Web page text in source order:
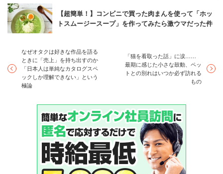
フォトジェニックなスムージーなんてハードル高そうに見
えますが、やってみたら案外簡単。なんといっても切って
貼って注ぐだけですから、ひとりで楽しむもヨシ、おうち
女子会で出すもヨシ。ちょっとした来客やお呼ばれのとき
に作ってみてはいかがでしょうか。
【超簡単！】コンビニで買った肉まんを使って「ホッ
トスムージースープ」を作ってみたら激ウマだった件
なぜオタクは好きな作品を語る
ときに「売上」を持ち出すのか
「日本人は単純なカタログスペ
ックしか理解できない」という
極論
「猫を看取った話」に涙……
最期に感じた小さな鼓動、ペッ
トとの別れはいつか必ず訪れる
もの